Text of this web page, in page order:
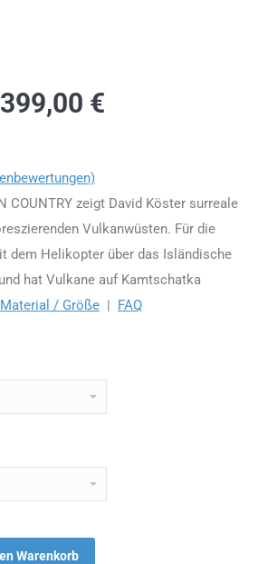
399,00 €
COUNTRY zeigt David Köster surreale
Vulkanwüsten. Für die
dem Helikopter über das Isländische
hat Vulkane auf Kamtschatka
/ Größe | FAQ
Warenkorb